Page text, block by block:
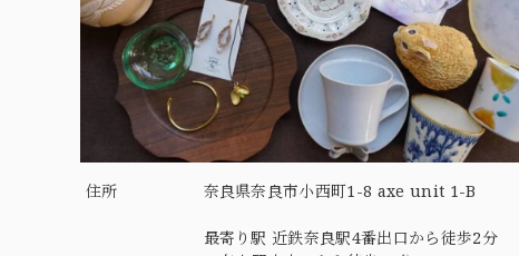
住所 奈良県奈良市小西町1-8 axe unit 1-B
最寄り駅 近鉄奈良駅4番出口から徒歩2分